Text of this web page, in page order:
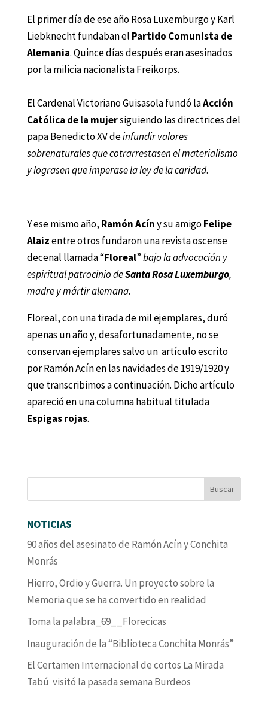
El primer día de ese año Rosa Luxemburgo y Karl
Liebknecht fundaban el Partido Comunista de
Alemania. Quince días después eran asesinados
por la milicia nacionalista Freikorps.
El Cardenal Victoriano Guisasola fundó laAcción
Católica de la mujersiguiendo las directrices del
papa Benedicto XV deinfundir valores
sobrenaturales que cotrarrestasen el materialismo
y lograsen que imperase la ley de la caridad.
Y ese mismo año, Ramón Acíny su amigoFelipe
Alaizentre otros fundaron una revista oscense
decenal llamada “Floreal”bajo la advocación y
espiritual patrocinio deSanta Rosa Luxemburgo,
madre y mártir alemana.
Floreal, con una tirada de mil ejemplares, duró
apenas un año y, desafortunadamente, no se
conservan ejemplares salvo un artículo escrito
por Ramón Acín en las navidades de 1919/1920 y
que transcribimos a continuación. Dicho artículo
apareció en una columna habitual titulada
Espigas rojas.
NOTICIAS
90 años del asesinato de Ramón Acín y Conchita
Monrás
Hierro, Ordio y Guerra. Un proyecto sobre la
Memoria que se ha convertido en realidad
Toma la palabra_69__Florecicas
Inauguración de la “Biblioteca Conchita Monrás”
El Certamen Internacional de cortos La Mirada
Tabú visitó la pasada semana Burdeos